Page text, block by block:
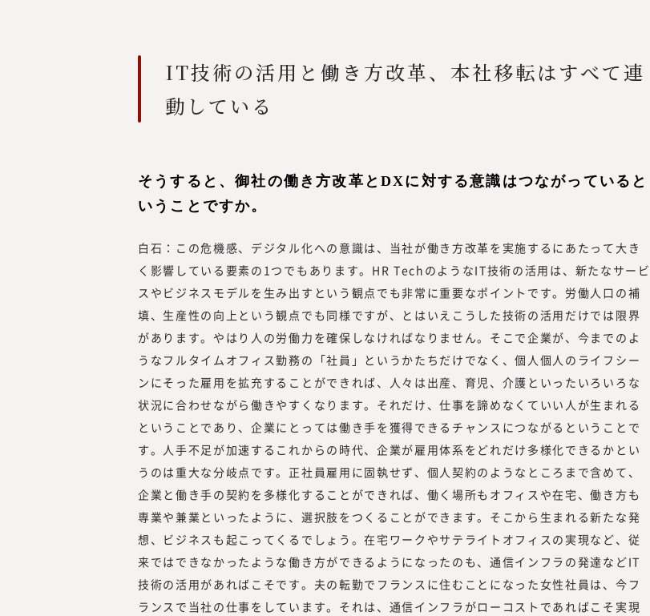
IT技術の活用と働き方改革、本社移転はすべて連
動している
そうすると、御社の働き方改革とDXに対する意識はつながっていると
いうことですか。
白石：この危機感、デジタル化への意識は、当社が働き方改革を実施するにあたって大き
く影響している要素の1つでもあります。HR TechのようなIT技術の活用は、新たなサービ
スやビジネスモデルを生み出すという観点でも非常に重要なポイントです。労働人口の補
填、生産性の向上という観点でも同様ですが、とはいえこうした技術の活用だけでは限界
があります。やはり人の労働力を確保しなければなりません。そこで企業が、今までのよ
うなフルタイムオフィス勤務の「社員」というかたちだけでなく、個人個人のライフシー
ンにそった雇用を拡充することができれば、人々は出産、育児、介護といったいろいろな
状況に合わせながら働きやすくなります。それだけ、仕事を諦めなくていい人が生まれる
ということであり、企業にとっては働き手を獲得できるチャンスにつながるということで
す。人手不足が加速するこれからの時代、企業が雇用体系をどれだけ多様化できるかとい
うのは重大な分岐点です。正社員雇用に固執せず、個人契約のようなところまで含めて、
企業と働き手の契約を多様化することができれば、働く場所もオフィスや在宅、働き方も
専業や兼業といったように、選択肢をつくることができます。そこから生まれる新たな発
想、ビジネスも起こってくるでしょう。在宅ワークやサテライトオフィスの実現など、従
来ではできなかったような働き方ができるようになったのも、通信インフラの発達などIT
技術の活用があればこそです。夫の転勤でフランスに住むことになった女性社員は、今フ
ランスで当社の仕事をしています。それは、通信インフラがローコストであればこそ実現